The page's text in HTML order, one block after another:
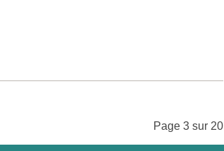
Page 3 sur 20